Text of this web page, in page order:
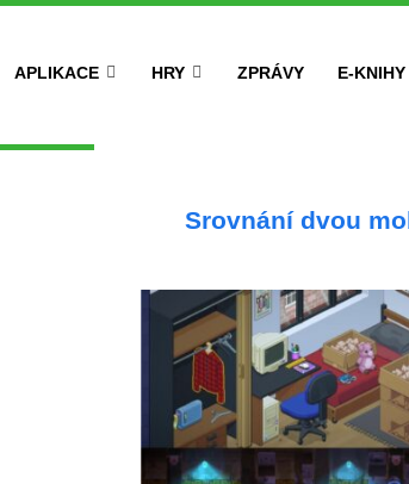
APLIKACE HRY ZPRÁVY E-KNIHY
Srovnání dvou